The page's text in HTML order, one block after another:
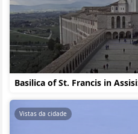
Basilica of St. Francis in
Vistas da cidade